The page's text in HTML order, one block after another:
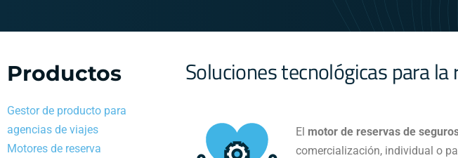
Productos
Gestor de producto para
agencias de viajes
Motores de reserva
Soluciones tecnológicas para
El motor de reservas de
comercialización, individual o